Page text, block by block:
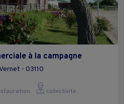
à la campagne
- 03110
collectivite